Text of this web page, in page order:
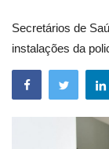
Mural de
Notícias
Vídeos
Secretários de
instalações da